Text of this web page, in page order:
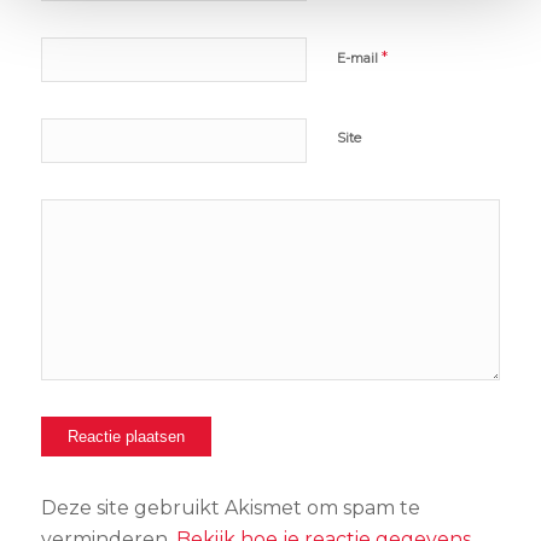
E-mail *
Site
Deze site gebruikt Akismet om spam te